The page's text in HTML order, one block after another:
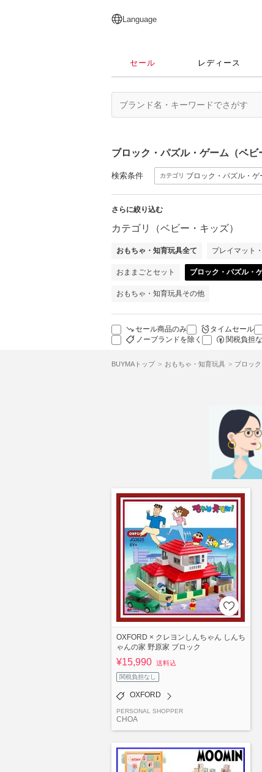
日本語
English
简体中文
繁體中文
Language
セール レディース
ブロック・パズル・ゲーム（ベビ
検索条件 カテゴリ ブロック・パズル・ゲ
さらに絞り込む
カテゴリ（ベビー・キッズ）
おもちゃ・知育玩具全て プレイマット
おままごとセット ブロック・パズル・
おもちゃ・知育玩具その他
セール商品のみ タイムセール
ノーブランドを除く
関税負担
BUYMAトップ おもちゃ・知育玩具 ブロッ
OXFORD × クレヨンしんちゃん しんち
ゃんの家 野原家 ブロック
¥15,990 送料込
関税負担なし
OXFORD
PERSONAL SHOPPER
CHOA